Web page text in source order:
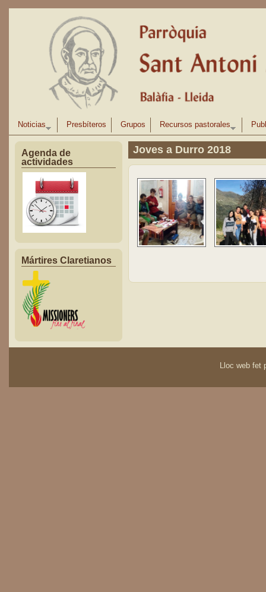
Pasar al contenido principal
Noticias Presbíteros Grupos Recursos pastorales
Agenda de
actividades
Mártires Claretianos
Joves a Durro 2018
Lloc web fet